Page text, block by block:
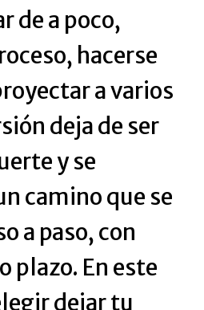
de a poco,
hacerse
a varios
deja de ser
y se
camino que se
a paso, con
plazo. En este
dejar tu